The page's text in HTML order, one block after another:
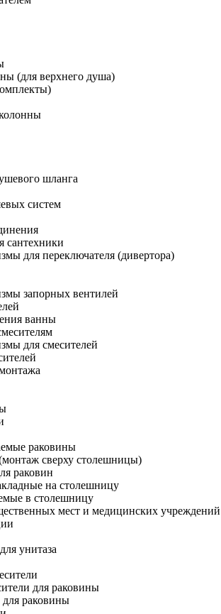
(для верхнего душа)
шланга
систем
сантехники
для переключателя (дивертора)
запорных вентилей
ванны
для смесителей
раковины
сверху столешницы)
раковин
на столешницу
в столешницу
мест и медицинских учреждений
унитаза
для раковины
раковины